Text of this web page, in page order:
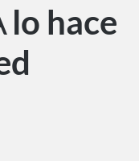
lo hace